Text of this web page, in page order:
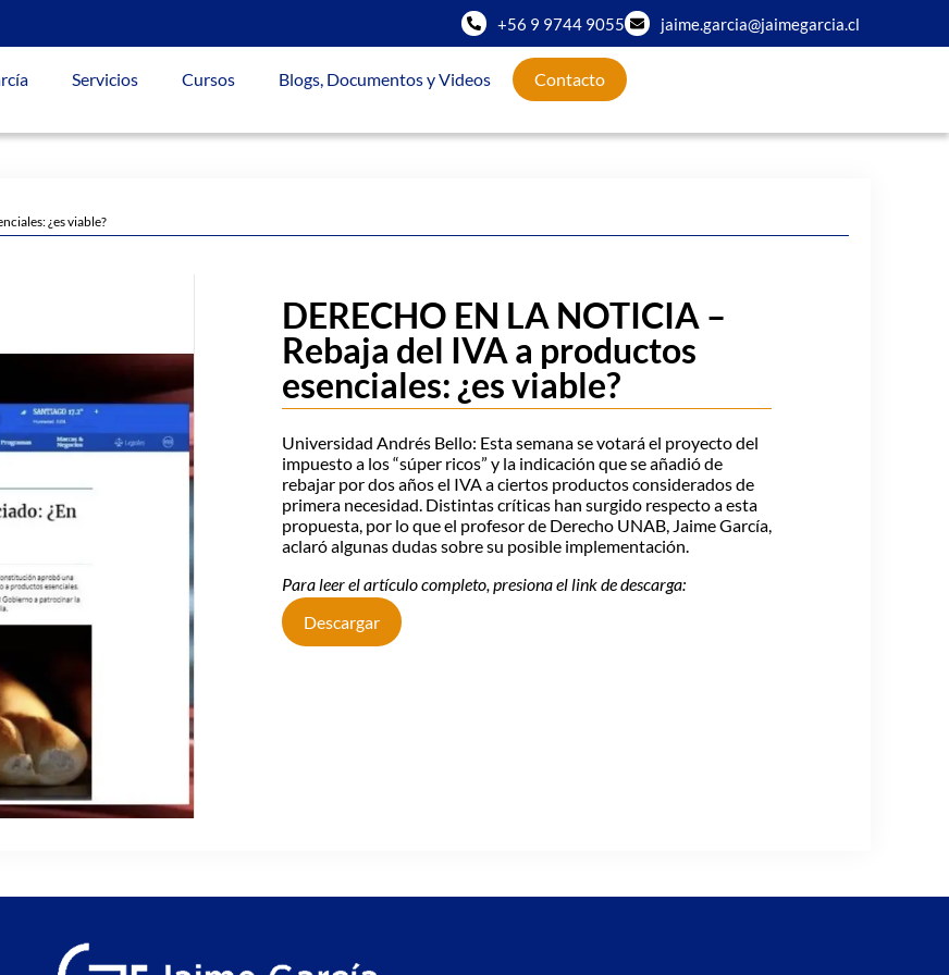
+56 9 9744 9055 jaime.garcia@jaimegarcia.cl
Servicios Cursos Blogs, Documentos y Videos Contacto
¿es viable?
DERECHO EN LA NOTICIA –
Rebaja del IVA a productos
esenciales: ¿es viable?
Universidad Andrés Bello: Esta semana se votará el proyecto del
impuesto a los “súper ricos” y la indicación que se añadió de
rebajar por dos años el IVA a ciertos productos considerados de
primera necesidad. Distintas críticas han surgido respecto a esta
propuesta, por lo que el profesor de Derecho UNAB, Jaime García,
aclaró algunas dudas sobre su posible implementación.
Para leer el artículo completo, presiona el link de descarga:
Descargar